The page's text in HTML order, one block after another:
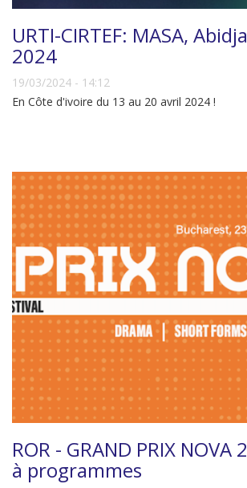
URTI-CIRTEF: MASA,
2024
19/03/2024 - 14:12
En Côte d'ivoire du 13 au 20 avril 2024 !
ROR - GRAND PRIX NOVA
à programmes